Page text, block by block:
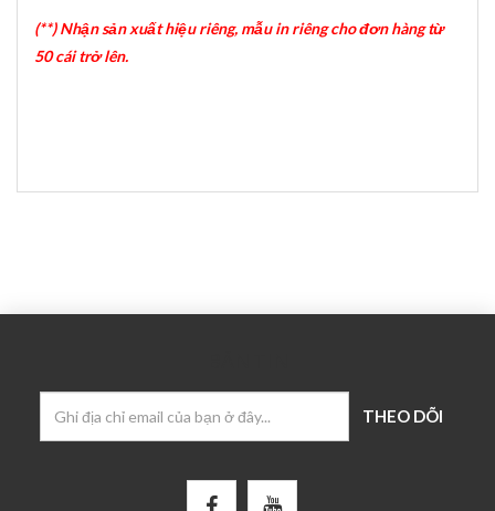
(**) Nhận sản xuất hiệu riêng, mẫu in riêng cho đơn hàng từ
50 cái trở lên.